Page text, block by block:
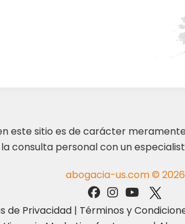
este sitio es de carácter
consulta personal con un
abogacia-us.com ©
de Privacidad | Términos y